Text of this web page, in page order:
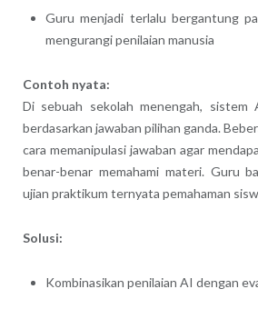
Guru menjadi terlalu bergantung
mengurangi penilaian manusia
Contoh nyata:
Di sebuah sekolah menengah, sistem
berdasarkan jawaban pilihan ganda.
cara memanipulasi jawaban agar
benar-benar memahami materi. Guru
ujian praktikum ternyata pemahaman
Solusi:
Kombinasikan penilaian AI dengan